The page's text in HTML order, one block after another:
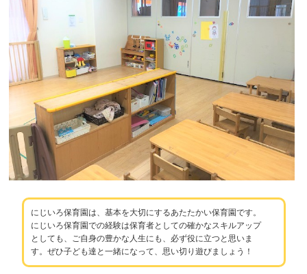
にじいろ保育園は、基本を大切にするあたたかい保育園です。
にじいろ保育園での経験は保育者としての確かなスキルアップ
としても、ご自身の豊かな人生にも、必ず役に立つと思いま
す。ぜひ子ども達と一緒になって、思い切り遊びましょう！